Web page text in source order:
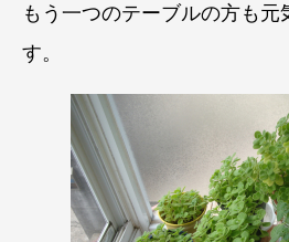
もう一つのテーブルの方も元
す。